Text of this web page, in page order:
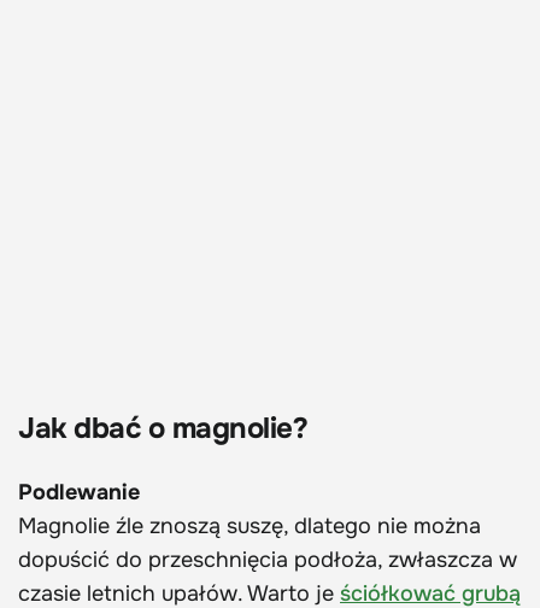
Jak dbać o magnolie?
Podlewanie
Magnolie źle znoszą suszę, dlatego nie można
dopuścić do przeschnięcia podłoża, zwłaszcza w
czasie letnich upałów. Warto je ściółkować grubą